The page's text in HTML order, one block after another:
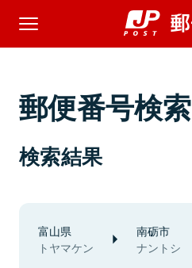
郵便番号検索
検索結果
富山県
トヤマケン
南砺市
ナントシ